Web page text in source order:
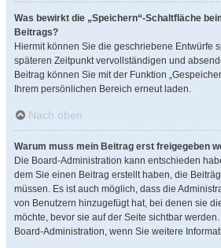
Was bewirkt die „Speichern“-Schaltfläche
Beitrags?
Hiermit können Sie die geschriebene Entwürfe
späteren Zeitpunkt vervollständigen und
Beitrag können Sie mit der Funktion
Ihrem persönlichen Bereich erneut laden.
Nach oben
Warum muss mein Beitrag erst freigegeben
Die Board-Administration kann entschieden
dem Sie einen Beitrag erstellt haben, die
müssen. Es ist auch möglich, dass die
von Benutzern hinzugefügt hat, bei denen sie
möchte, bevor sie auf der Seite sichtbar
Board-Administration, wenn Sie weitere